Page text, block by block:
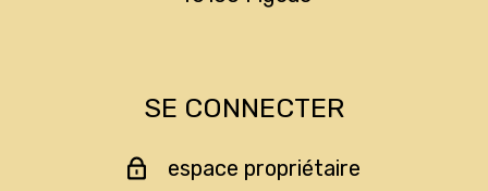
SE CONNECTER
espace propriétaire